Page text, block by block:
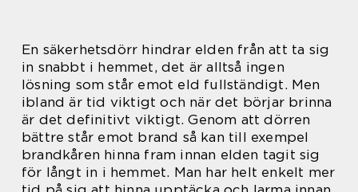
En säkerhetsdörr hindrar elden från att ta sig
in snabbt i hemmet, det är alltså ingen
lösning som står emot eld fullständigt. Men
ibland är tid viktigt och när det börjar brinna
är det definitivt viktigt. Genom att dörren
bättre står emot brand så kan till exempel
brandkåren hinna fram innan elden tagit sig
för långt in i hemmet. Man har helt enkelt mer